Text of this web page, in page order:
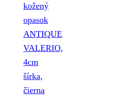
kožený
opasok
ANTIQUE
VALERIO,
4cm
šírka,
čierna